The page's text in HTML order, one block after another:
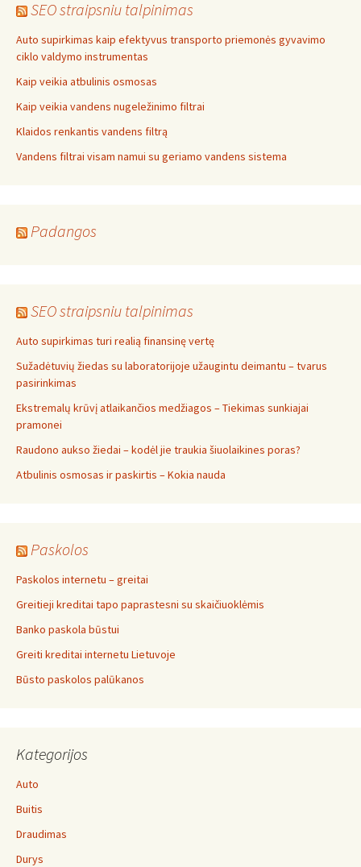
SEO straipsniu talpinimas
Auto supirkimas kaip efektyvus transporto priemonės gyvavimo
ciklo valdymo instrumentas
Kaip veikia atbulinis osmosas
Kaip veikia vandens nugeležinimo filtrai
Klaidos renkantis vandens filtrą
Vandens filtrai visam namui su geriamo vandens sistema
Padangos
SEO straipsniu talpinimas
Auto supirkimas turi realią finansinę vertę
Sužadėtuvių žiedas su laboratorijoje užaugintu deimantu – tvarus
pasirinkimas
Ekstremalų krūvį atlaikančios medžiagos – Tiekimas sunkiajai
pramonei
Raudono aukso žiedai – kodėl jie traukia šiuolaikines poras?
Atbulinis osmosas ir paskirtis – Kokia nauda
Paskolos
Paskolos internetu – greitai
Greitieji kreditai tapo paprastesni su skaičiuoklėmis
Banko paskola būstui
Greiti kreditai internetu Lietuvoje
Būsto paskolos palūkanos
Kategorijos
Auto
Buitis
Draudimas
Durys